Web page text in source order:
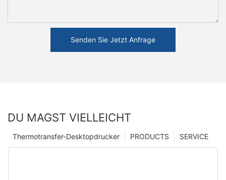
Senden Sie Jetzt Anfrage
DU MAGST VIELLEICHT
SERVICE
PRODUCTS
Thermotransfer-Desktopdrucker